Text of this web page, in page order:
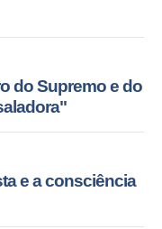
do Supremo e do
e a consciência